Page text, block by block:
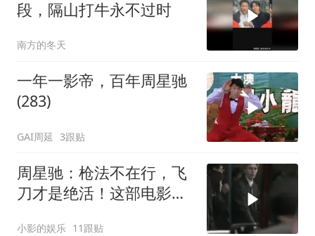
段，隔山打牛永不过时
南方的冬天
一年一影帝，百年周星驰
(283)
GAI周延 3跟贴
周星驰：枪法不在行，飞
刀才是绝活！这部电影你
小影的娱乐 11跟贴